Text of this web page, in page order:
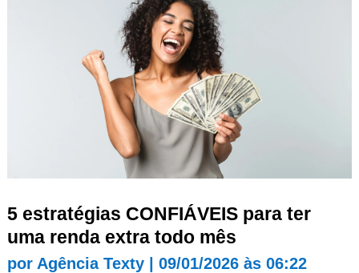
5 estratégias CONFIÁVEIS para ter
uma renda extra todo mês
por Agência Texty| 09/01/2026 às 06:22